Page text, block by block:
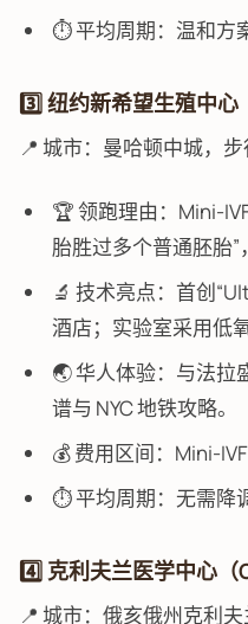
⏱️ 平均周期：温和方
3️⃣ 纽约新希望生殖中
📍 城市：曼哈顿中城，
🏆 领跑理由：Mini-
胎胜过多个普通胚胎
🔬 技术亮点：首创
酒店；实验室采用低
🌏 华人体验：与法拉
谱与 NYC 地铁攻略。
💰 费用区间：Mini-
⏱️ 平均周期：无需降
4️⃣ 克利夫兰医学中心
📍 城市：俄亥俄州克利